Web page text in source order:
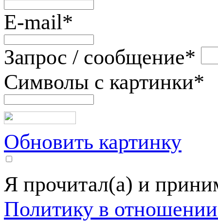
E-mail*
Запрос / сообщение*
Символы с картинки*
Обновить картинку
Я прочитал(а) и
Политику в